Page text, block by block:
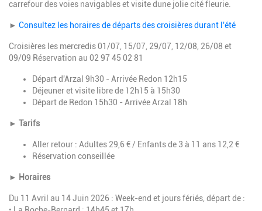
carrefour des voies navigables et visite dune jolie cité fleurie.
► Consultez les horaires de départs des croisières durant l'été
Croisières les mercredis 01/07, 15/07, 29/07, 12/08, 26/08 et
09/09 Réservation au 02 97 45 02 81
Départ d'Arzal 9h30 - Arrivée Redon 12h15
Déjeuner et visite libre de 12h15 à 15h30
Départ de Redon 15h30 - Arrivée Arzal 18h
► Tarifs
Aller retour : Adultes 29,6 € / Enfants de 3 à 11 ans 12,2 €
Réservation conseillée
► Horaires
Du 11 Avril au 14 Juin 2026 : Week-end et jours fériés, départ de :